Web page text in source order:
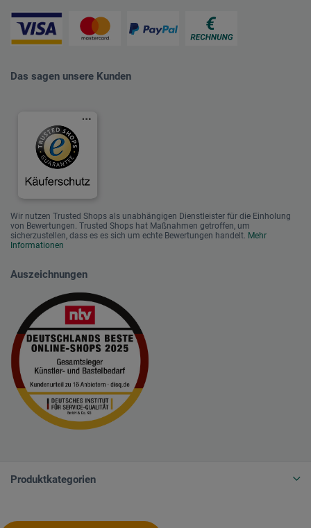
Das sagen unsere Kunden
Wir nutzen Trusted Shops als unabhängigen Dienstleister für die Einholung
von Bewertungen. Trusted Shops hat Maßnahmen getroffen, um
sicherzustellen, dass es es sich um echte Bewertungen handelt. Mehr
Informationen
Auszeichnungen
Produktkategorien